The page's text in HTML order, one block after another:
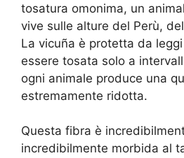
tosatura omonima, un
vive sulle alture del Perù,
La vicuña è protetta da
essere tosata solo a
ogni animale produce una
estremamente ridotta.
Questa fibra è
incredibilmente morbida al